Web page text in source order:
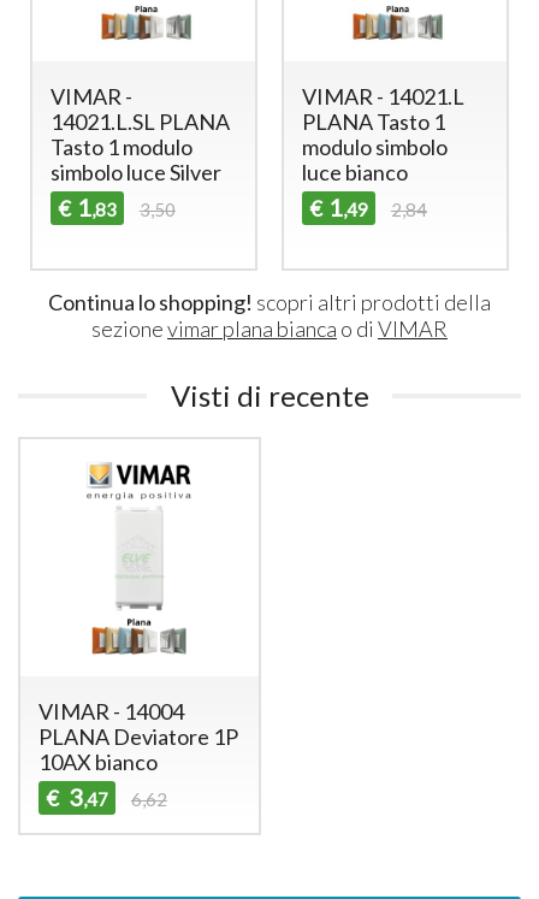
VIMAR -
14021.L.SL PLANA
Tasto 1 modulo
simbolo luce Silver
€ 1,83 3,50
VIMAR - 14021.L
PLANA Tasto 1
modulo simbolo
luce bianco
€ 1,49 2,84
Continua lo shopping! scopri altri prodotti della
sezionevimar plana bianca o di VIMAR
Visti di recente
VIMAR - 14004
PLANA Deviatore 1P
10AX bianco
€ 3,47 6,62